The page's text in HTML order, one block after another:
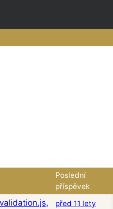
Poslední
příspěvek
před 11 lety